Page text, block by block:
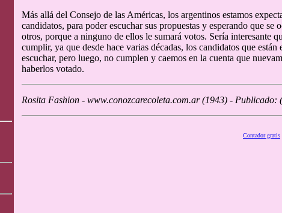
Más allá del Consejo de las Américas, los argentinos estamos
candidatos, para poder escuchar sus propuestas y esperando que
otros, porque a ninguno de ellos le sumará votos. Sería interesante
cumplir, ya que desde hace varias décadas, los candidatos que
escuchar, pero luego, no cumplen y caemos en la cuenta que
haberlos votado.
Rosita Fashion - www.conozcarecoleta.com.ar (1943) - Publicado:
Contador gratis